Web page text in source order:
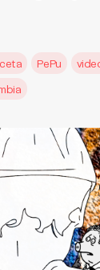
PePu